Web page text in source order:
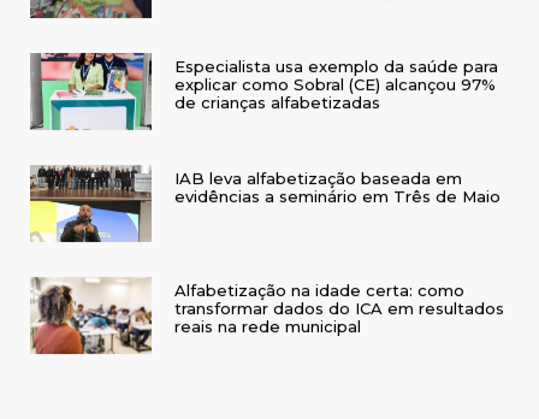
Especialista usa exemplo da saúde para
explicar como Sobral (CE) alcançou 97%
de crianças alfabetizadas
IAB leva alfabetização baseada em
evidências a seminário em Três de Maio
Alfabetização na idade certa: como
transformar dados do ICA em resultados
reais na rede municipal